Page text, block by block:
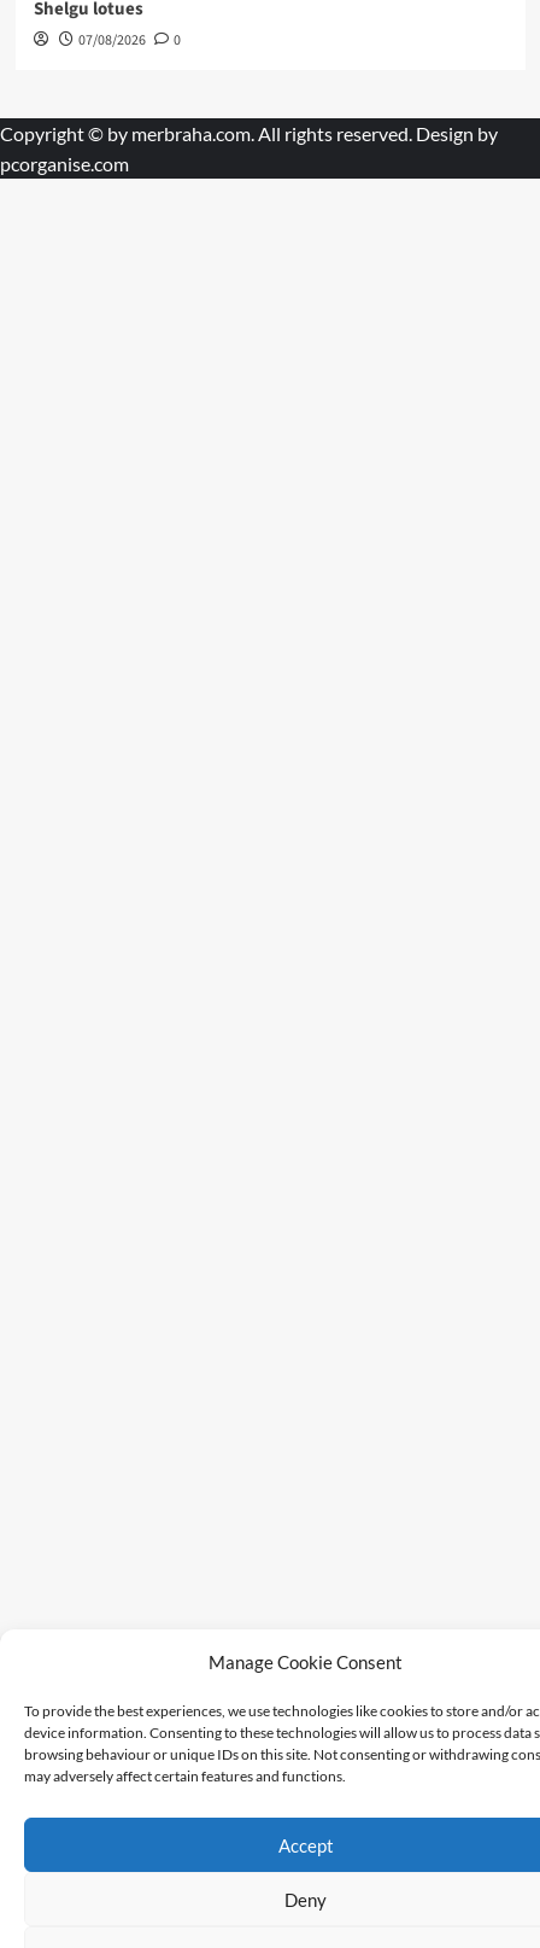
Manage Cookie Consent
To provide the best experiences, we use technologies like cookies to store and/or
device information. Consenting to these technologies will allow us to process data
browsing behaviour or unique IDs on this site. Not consenting or withdrawing
may adversely affect certain features and functions.
Accept
Deny
Shelgu lotues
07/08/2026 0
Copyright © by merbraha.com. All rights reserved. Design by
pcorganise.com